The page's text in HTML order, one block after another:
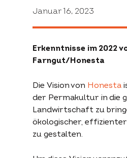
Search
Projekte
Januar 16, 2023
Erkenntnisse im 2022
Farngut/Honesta
Die Vision von Honesta
der Permakultur in die
Landwirtschaft zu
ökologischer,
zu gestalten.